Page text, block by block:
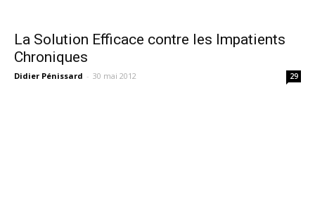
La Solution Efficace contre les Impatients
Chroniques
Didier Pénissard - 30 mai 2012 29